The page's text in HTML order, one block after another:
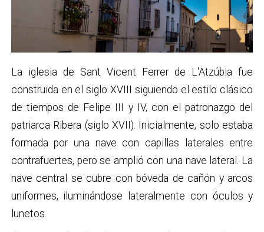
La iglesia de Sant Vicent Ferrer de L'Atzúbia fue
construida en el siglo XVIII siguiendo el estilo clásico
de tiempos de Felipe III y IV, con el patronazgo del
patriarca Ribera (siglo XVII). Inicialmente, solo estaba
formada por una nave con capillas laterales entre
contrafuertes, pero se amplió con una nave lateral. La
nave central se cubre con bóveda de cañón y arcos
uniformes, iluminándose lateralmente con óculos y
lunetos.